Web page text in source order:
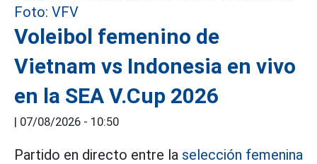
Voleibol femenino de
Vietnam vs Indonesia en vivo
en la SEA V.Cup 2026
| 07/08/2026 - 10:50
Partido en directo entre la selección femenina